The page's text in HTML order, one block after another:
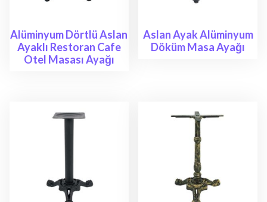
Alüminyum Dörtlü Aslan
Ayaklı Restoran Cafe
Otel Masası Ayağı
Aslan Ayak Alüminyum
Döküm Masa Ayağı